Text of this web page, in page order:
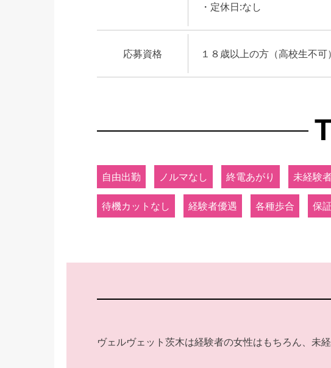
・定休日:なし
応募資格 １８歳以上の方（高校生不
自由出勤 ノルマなし 終電あがり 未経験
待機カットなし 経験者優遇 各種歩合 保
ヴェルヴェット茨木は経験者の女性はもちろん、未